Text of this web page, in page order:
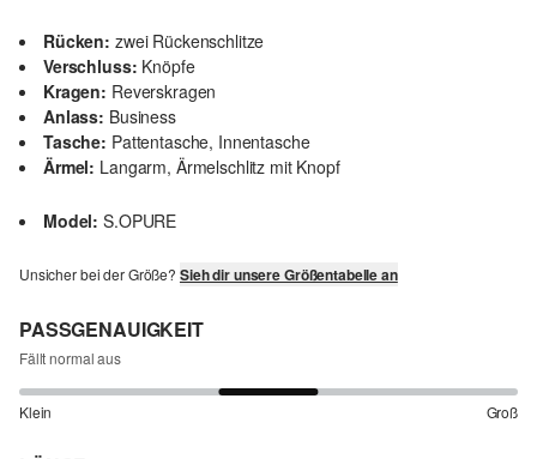
Rücken: zwei Rückenschlitze
Verschluss: Knöpfe
Kragen: Reverskragen
Anlass: Business
Tasche: Pattentasche, Innentasche
Ärmel: Langarm, Ärmelschlitz mit Knopf
Model: S.OPURE
Unsicher bei der Größe? Sieh dir unsere Größentabelle an
PASSGENAUIGKEIT
Fällt normal aus
Klein Groß